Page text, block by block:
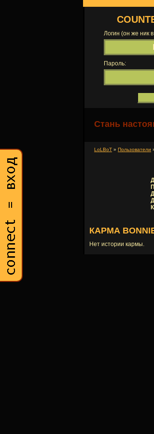
Логин (он же ник
Пароль:
Стань
LoLBoT » Пользователи
КАРМА
Нет истории кармы.